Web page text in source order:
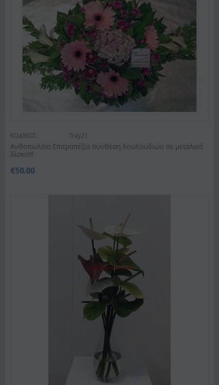
ΚΩΔΙΚΟΣ: Tray21
Ανθοπωλείο.Επιτραπέζια σύνθεση λουλουδιών σε μεταλικό
δίσκο!!!
€50.00